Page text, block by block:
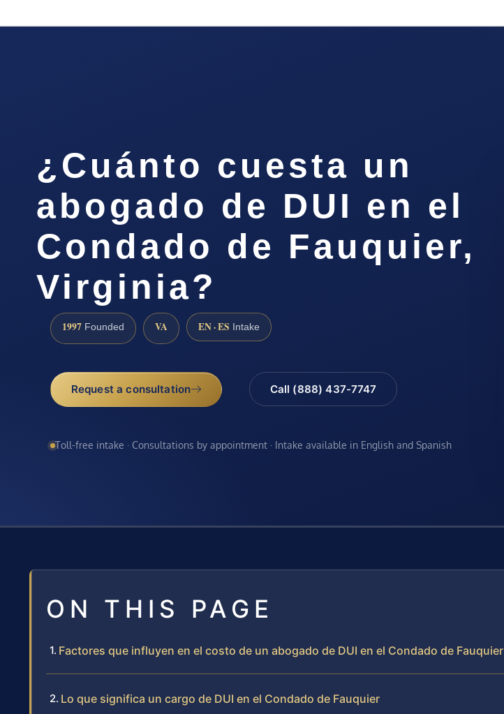
¿Cuánto cuesta un
abogado de DUI en el
Condado de Fauquier,
Virginia?
1997 Founded VA EN · ES Intake
Request a consultation Call (888) 437-7747
Toll-free intake · Consultations by appointment · Intake available in English and Spanish
ON THIS PAGE
Factores que influyen en el costo de un abogado de DUI en el Condado de Fauquier
Lo que significa un cargo de DUI en el Condado de Fauquier